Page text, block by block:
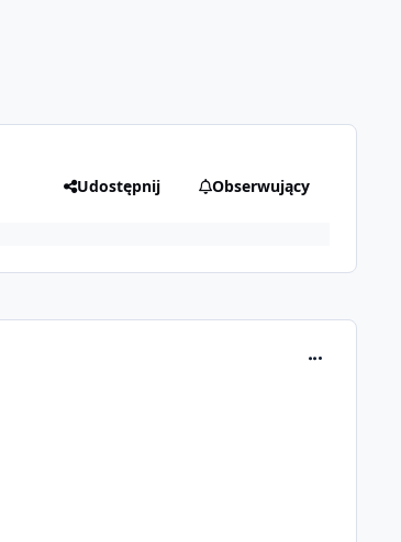
Udostępnij Obserwujący